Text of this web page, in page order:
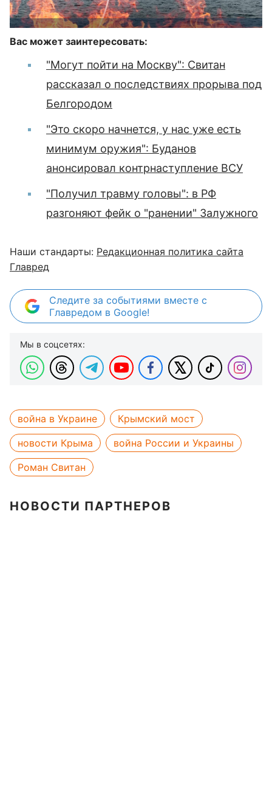
Вас может заинтересовать:
"Могут пойти на Москву": Свитан
рассказал о последствиях прорыва под
Белгородом
"Это скоро начнется, у нас уже есть
минимум оружия": Буданов
анонсировал контрнаступление ВСУ
"Получил травму головы": в РФ
разгоняют фейк о "ранении" Залужного
Наши стандарты: Редакционная политика сайта
Главред
Следите за событиями вместе с
Главредом в Google!
Мы в соцсетях:
война в Украине
Крымский мост
новости Крыма
война России и Украины
Роман Свитан
НОВОСТИ ПАРТНЕРОВ